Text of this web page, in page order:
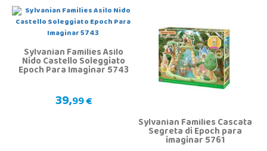
Sylvanian Families Asilo
Nido Castello Soleggiato
Epoch Para Imaginar 5743
39,99 €
Sylvanian Families Cascata
Segreta di Epoch para
imaginar 5761